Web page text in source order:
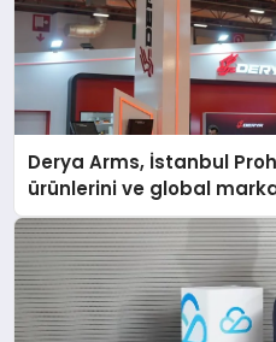
Derya Arms, İstanbul
ürünlerini ve global